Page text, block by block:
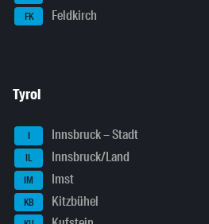
FK Feldkirch
Tyrol
I Innsbruck – Stadt
IL Innsbruck/Land
IM Imst
KB Kitzbühel